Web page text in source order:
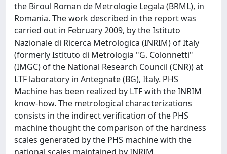
the Biroul Roman de Metrologie Legala (BRML), in
Romania. The work described in the report was
carried out in February 2009, by the Istituto
Nazionale di Ricerca Metrologica (INRIM) of Italy
(formerly Istituto di Metrologia "G. Colonnetti"
(IMGC) of the National Research Council (CNR)) at
LTF laboratory in Antegnate (BG), Italy. PHS
Machine has been realized by LTF with the INRIM
know-how. The metrological characterizations
consists in the indirect verification of the PHS
machine thought the comparison of the hardness
scales generated by the PHS machine with the